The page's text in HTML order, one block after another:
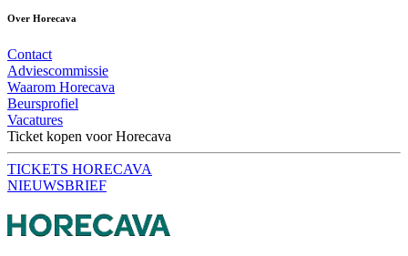
Over Horecava
Contact
Adviescommissie
Waarom Horecava
Beursprofiel
Vacatures
Ticket kopen voor Horecava
TICKETS HORECAVA
NIEUWSBRIEF